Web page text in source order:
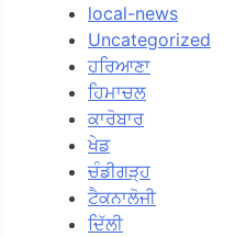
local-news
Uncategorized
ਹਰਿਆਣਾ
ਹਿਮਾਚਲ
ਕਾਰੋਬਾਰ
ਖੇਡ
ਚੰਡੀਗੜ੍ਹ
ਟੈਕਨਾਲੋਜੀ
ਦਿੱਲੀ